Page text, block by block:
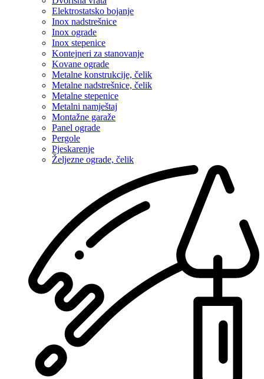
Elektrostatsko bojanje
Inox nadstrešnice
Inox ograde
Inox stepenice
Kontejneri za stanovanje
Kovane ograde
Metalne konstrukcije, čelik
Metalne nadstrešnice, čelik
Metalne stepenice
Metalni namještaj
Montažne garaže
Panel ograde
Pergole
Pjeskarenje
Željezne ograde, čelik